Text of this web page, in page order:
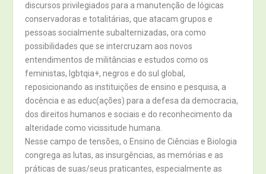
discursos privilegiados para a manutenção de lógicas
conservadoras e totalitárias, que atacam grupos e
pessoas socialmente subalternizadas, ora como
possibilidades que se intercruzam aos novos
entendimentos de militâncias e estudos como os
feministas, lgbtqia+, negros e do sul global,
reposicionando as instituições de ensino e pesquisa, a
docência e as educ(ações) para a defesa da democracia,
dos direitos humanos e sociais e do reconhecimento da
alteridade como vicissitude humana.
Nesse campo de tensões, o Ensino de Ciências e Biologia
congrega as lutas, as insurgências, as memórias e as
práticas de suas/seus praticantes, especialmente as